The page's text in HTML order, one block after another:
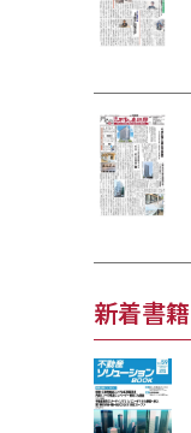
新着書籍